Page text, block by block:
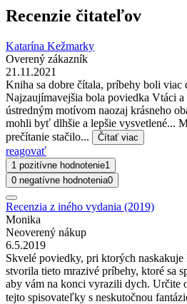
Recenzie čitateľov
Katarína Kežmarky
Overený zákazník
21.11.2021
Kniha sa dobre čítala, príbehy boli viac
Najzaujímavejšia bola poviedka Vtáci a
ústredným motívom naozaj krásneho
mohli byť dlhšie a lepšie vysvetlené...
prečítanie stačilo...
Čítať viac
reagovať
1 pozitívne hodnotenie1
0 negatívne hodnotenia0
Recenzia z iného vydania (2019)
Monika
Neoverený nákup
6.5.2019
Skvelé poviedky, pri ktorých naskakuje
stvorila tieto mrazivé príbehy, ktoré sa
aby vám na konci vyrazili dych. Určite
tejto spisovateľky s neskutočnou